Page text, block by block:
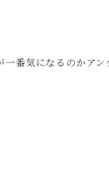
番気になるのかア